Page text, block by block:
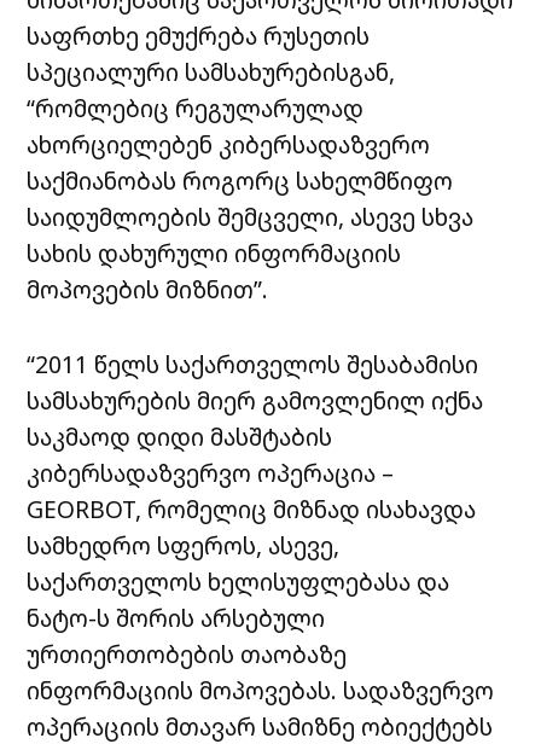
საფრთხე ემუქრება რუსეთის
სპეციალური სამსახურებისგან,
“რომლებიც რეგულარულად
ახორციელებენ კიბერსადაზვერო
საქმიანობას როგორც სახელმწიფო
საიდუმლოების შემცველი, ასევე სხვა
სახის დახურული ინფორმაციის
მოპოვების მიზნით”.
“2011 წელს საქართველოს შესაბამისი
სამსახურების მიერ გამოვლენილ იქნა
საკმაოდ დიდი მასშტაბის
კიბერსადაზვერვო ოპერაცია –
GEORBOT, რომელიც მიზნად ისახავდა
სამხედრო სფეროს, ასევე,
საქართველოს ხელისუფლებასა და
ნატო-ს შორის არსებული
ურთიერთობების თაობაზე
ინფორმაციის მოპოვებას. სადაზვერვო
ოპერაციის მთავარ სამიზნე ობიექტებს